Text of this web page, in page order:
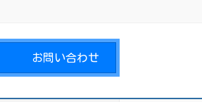
お問い合わせ